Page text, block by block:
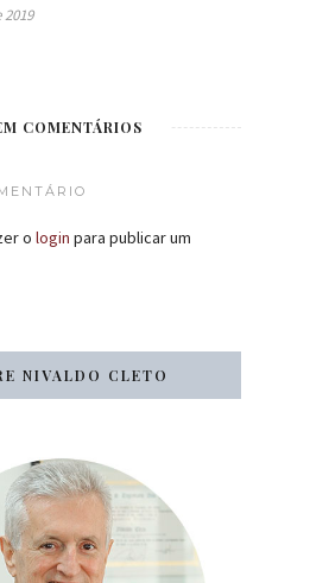
COMENTÁRIOS
o login para publicar um
NIVALDO CLETO